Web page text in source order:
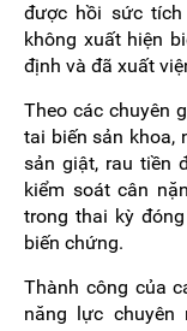
được hồi sức
không xuất hiện
định và đã xuất
Theo các chuyên
tai biến sản khoa,
sản giật, rau tiền
kiểm soát cân
trong thai kỳ
biến chứng.
Thành công của
năng lực